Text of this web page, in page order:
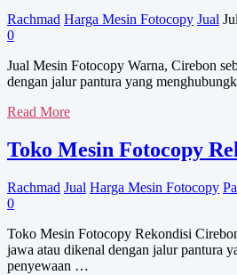
Rachmad Harga Mesin Fotocopy Jual
0
Jual Mesin Fotocopy Warna, Cirebon
dengan jalur pantura yang
Jual
Fotocopy
Warna
Read More
Toko Mesin Fotocopy
Rachmad Jual Harga Mesin Fotocopy
0
Toko Mesin Fotocopy Rekondisi
jawa atau dikenal dengan jalur pantura
penyewaan …